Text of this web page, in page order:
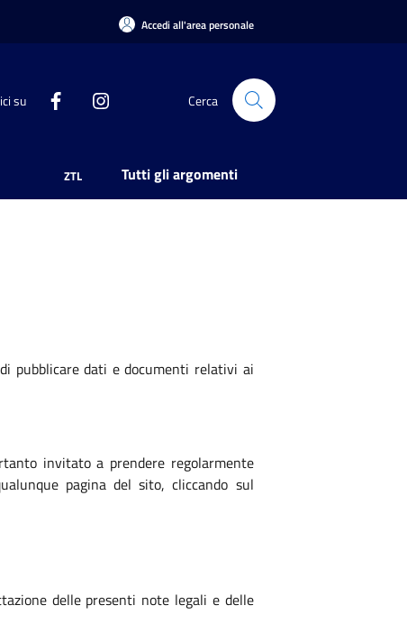
Accedi all'area personale
su Cerca
ZTL Tutti gli argomenti
pubblicare dati e documenti relativi ai
invitato a prendere regolarmente
pagina del sito, cliccando sul
delle presenti note legali e delle